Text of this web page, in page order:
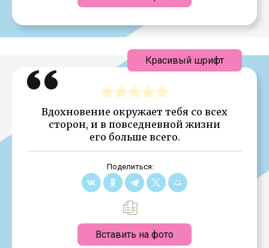
Вдохновение окружает тебя со всех
сторон, и в повседневной жизни
его больше всего.
Поделиться:
Вставить на фото
Красивый шрифт